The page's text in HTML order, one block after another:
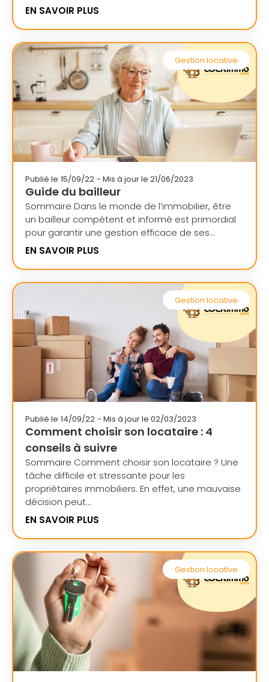
EN SAVOIR PLUS
Gestion locative
Publié le 15/09/22 - Mis à jour le 21/06/2023
Guide du bailleur
Sommaire Dans le monde de l’immobilier, être
un bailleur compétent et informé est primordial
pour garantir une gestion efficace de ses...
EN SAVOIR PLUS
Gestion locative
Publié le 14/09/22 - Mis à jour le 02/03/2023
Comment choisir son locataire : 4
conseils à suivre
Sommaire Comment choisir son locataire ? Une
tâche difficile et stressante pour les
propriétaires immobiliers. En effet, une mauvaise
décision peut...
EN SAVOIR PLUS
Gestion locative